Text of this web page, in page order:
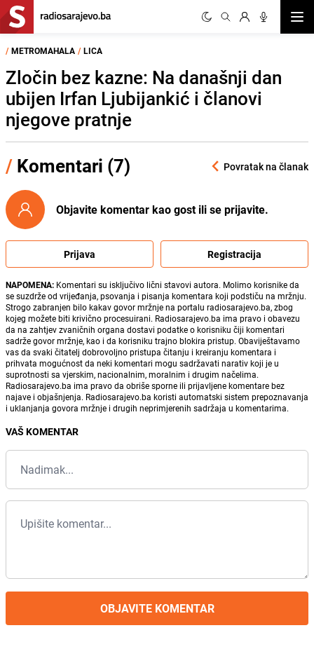
/ METROMAHALA / LICA
Zločin bez kazne: Na današnji dan
ubijen Irfan Ljubijankić i članovi
njegove pratnje
/ Komentari (7) Povratak na članak
Objavite komentar kao gost ili se prijavite.
Prijava Registracija
NAPOMENA: Komentari su isključivo lični stavovi autora. Molimo korisnike da
se suzdrže od vrijeđanja, psovanja i pisanja komentara koji podstiču na mržnju.
Strogo zabranjen bilo kakav govor mržnje na portalu radiosarajevo.ba, zbog
kojeg možete biti krivično procesuirani. Radiosarajevo.ba ima pravo i obavezu
da na zahtjev zvaničnih organa dostavi podatke o korisniku čiji komentari
sadrže govor mržnje, kao i da korisniku trajno blokira pristup. Obaviještavamo
vas da svaki čitatelj dobrovoljno pristupa čitanju i kreiranju komentara i
prihvata mogućnost da neki komentari mogu sadržavati narativ koji je u
suprotnosti sa vjerskim, nacionalnim, moralnim i drugim načelima.
Radiosarajevo.ba ima pravo da obriše sporne ili prijavljene komentare bez
najave i objašnjenja. Radiosarajevo.ba koristi automatski sistem prepoznavanja
i uklanjanja govora mržnje i drugih neprimjerenih sadržaja u komentarima.
VAŠ KOMENTAR
OBJAVITE KOMENTAR